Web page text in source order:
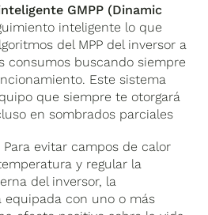
GMPP (Dinamic
inteligente lo que
del MPP del inversor a
consumos buscando siempre
Este sistema
que siempre te otorgará
en sombrados parciales
Para evitar campos de calor
y regular la
del inversor, la
con uno o más